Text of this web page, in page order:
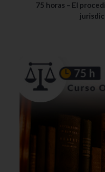
75 horas – El